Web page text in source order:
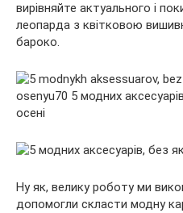
вирівняйте актуального і
леопарда з квітковою
бароко.
Ну як, велику роботу ми
допомогли скласти модну